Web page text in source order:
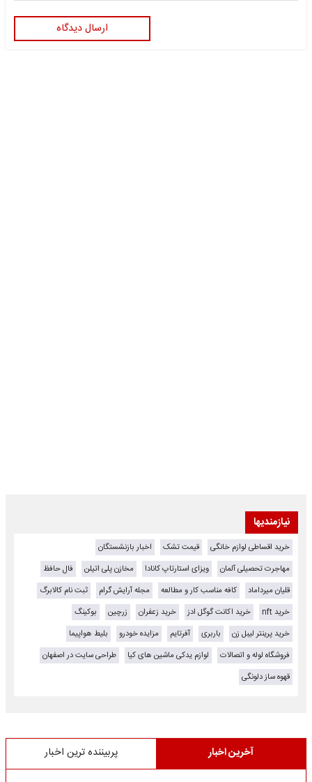
ارسال دیدگاه
نیازمندیها
خرید اقساطی لوازم خانگی قیمت تشک
اخبار بازنشستگان
مهاجرت تحصیلی آلمان
ویزای استارتاپ کانادا مخازن پلی اتیلن
فال حافظ
قلیان میرداماد
کافه مناسب کار و مطالعه مجله آرایش گرام
ثبت نام کالابرگ
خرید nft
خرید اکانت گوگل ادز خرید زعفران زرچین
بوکینگ
خرید پرینتر لیبل زن
باربری آفرتایم مزایده خودرو
بلیط هواپیما
فروشگاه لوله و اتصالات
لوازم یدکی ماشین های کیا
طراحی سایت در اصفهان
قهوه ساز دلونگی
آخرین اخبار پربیننده ترین اخبار